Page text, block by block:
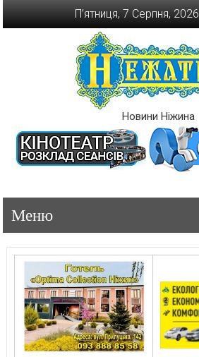
П’ятниця, 7 Серпня, 2026
Новини Ніжина